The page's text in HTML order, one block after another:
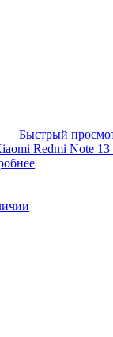
Быстрый
Redmi Note